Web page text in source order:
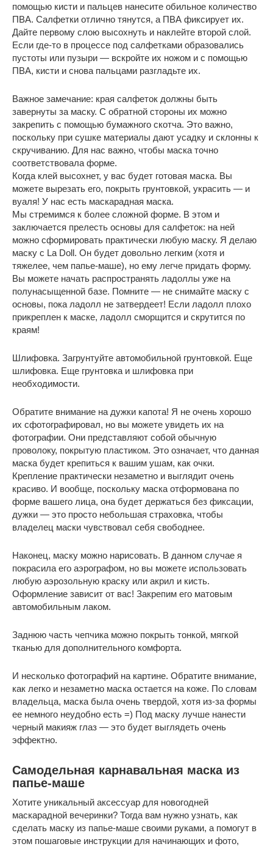
помощью кисти и пальцев нанесите обильное количество
ПВА. Салфетки отлично тянутся, а ПВА фиксирует их.
Дайте первому слою высохнуть и наклейте второй слой.
Если где-то в процессе под салфетками образовались
пустоты или пузыри — вскройте их ножом и с помощью
ПВА, кисти и снова пальцами разгладьте их.
Важное замечание: края салфеток должны быть
завернуты за маску. С обратной стороны их можно
закрепить с помощью бумажного скотча. Это важно,
поскольку при сушке материалы дают усадку и склонны к
скручиванию. Для нас важно, чтобы маска точно
соответствовала форме.
Когда клей высохнет, у вас будет готовая маска. Вы
можете вырезать его, покрыть грунтовкой, украсить — и
вуаля! У нас есть маскарадная маска.
Мы стремимся к более сложной форме. В этом и
заключается прелесть основы для салфеток: на ней
можно сформировать практически любую маску. Я делаю
маску с La Doll. Он будет довольно легким (хотя и
тяжелее, чем папье-маше), но ему легче придать форму.
Вы можете начать распространять ладоллы уже на
полунасыщенной базе. Помните — не снимайте маску с
основы, пока ладолл не затвердеет! Если ладолл плохо
прикреплен к маске, ладолл сморщится и скрутится по
краям!
Шлифовка. Загрунтуйте автомобильной грунтовкой. Еще
шлифовка. Еще грунтовка и шлифовка при
необходимости.
Обратите внимание на дужки капота! Я не очень хорошо
их сфотографировал, но вы можете увидеть их на
фотографии. Они представляют собой обычную
проволоку, покрытую пластиком. Это означает, что данная
маска будет крепиться к вашим ушам, как очки.
Крепление практически незаметно и выглядит очень
красиво. И вообще, поскольку маска отформована по
форме вашего лица, она будет держаться без фиксации,
дужки — это просто небольшая страховка, чтобы
владелец маски чувствовал себя свободнее.
Наконец, маску можно нарисовать. В данном случае я
покрасила его аэрографом, но вы можете использовать
любую аэрозольную краску или акрил и кисть.
Оформление зависит от вас! Закрепим его матовым
автомобильным лаком.
Заднюю часть чепчика можно покрыть тонкой, мягкой
тканью для дополнительного комфорта.
И несколько фотографий на картине. Обратите внимание,
как легко и незаметно маска остается на коже. По словам
владельца, маска была очень твердой, хотя из-за формы
ее немного неудобно есть =) Под маску лучше нанести
черный макияж глаз — это будет выглядеть очень
эффектно.
Самодельная карнавальная маска из
папье-маше
Хотите уникальный аксессуар для новогодней
маскарадной вечеринки? Тогда вам нужно узнать, как
сделать маску из папье-маше своими руками, а помогут в
этом пошаговые инструкции для начинающих и фото,